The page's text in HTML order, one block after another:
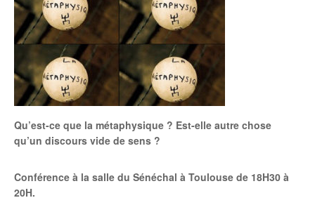
Qu’est-ce que la métaphysique ? Est-elle autre chose
qu’un discours vide de sens ?
Conférence à la salle du Sénéchal à Toulouse de 18H30 à
20H.